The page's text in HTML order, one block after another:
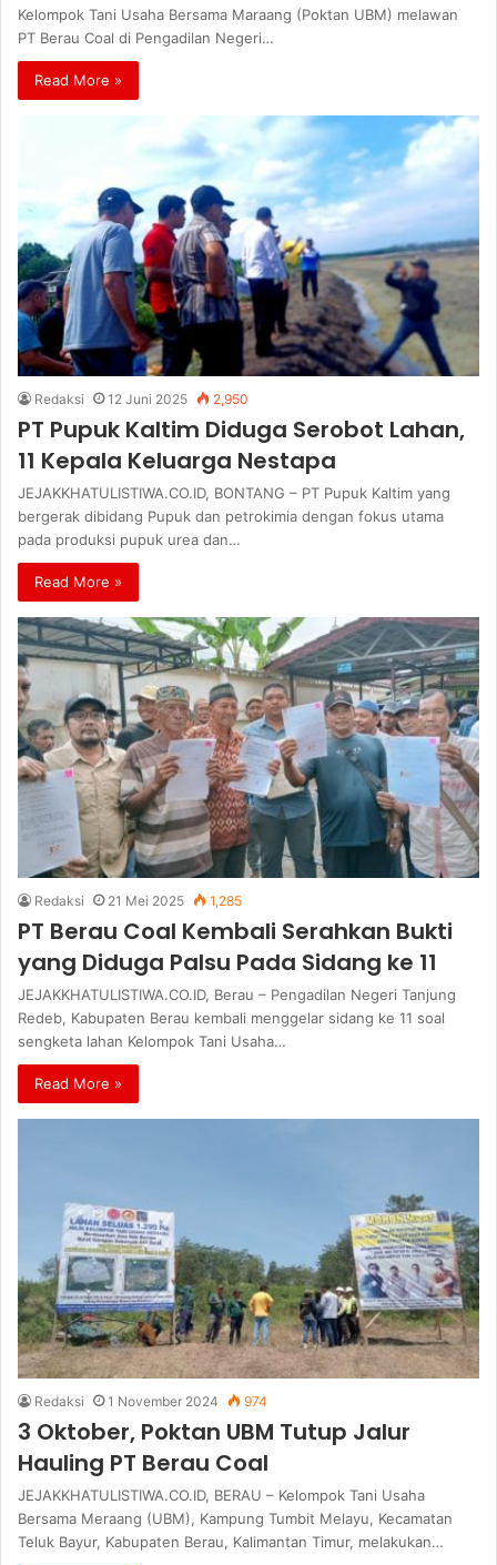
Kelompok Tani Usaha Bersama Maraang (Poktan UBM) melawan
PT Berau Coal di Pengadilan Negeri…
Read More »
Redaksi 12 Juni 2025 2,950
PT Pupuk Kaltim Diduga Serobot Lahan,
11 Kepala Keluarga Nestapa
JEJAKKHATULISTIWA.CO.ID, BONTANG – PT Pupuk Kaltim yang
bergerak dibidang Pupuk dan petrokimia dengan fokus utama
pada produksi pupuk urea dan…
Read More »
Redaksi 21 Mei 2025 1,285
PT Berau Coal Kembali Serahkan Bukti
yang Diduga Palsu Pada Sidang ke 11
JEJAKKHATULISTIWA.CO.ID, Berau – Pengadilan Negeri Tanjung
Redeb, Kabupaten Berau kembali menggelar sidang ke 11 soal
sengketa lahan Kelompok Tani Usaha…
Read More »
Redaksi 1 November 2024 974
3 Oktober, Poktan UBM Tutup Jalur
Hauling PT Berau Coal
JEJAKKHATULISTIWA.CO.ID, BERAU – Kelompok Tani Usaha
Bersama Meraang (UBM), Kampung Tumbit Melayu, Kecamatan
Teluk Bayur, Kabupaten Berau, Kalimantan Timur, melakukan…